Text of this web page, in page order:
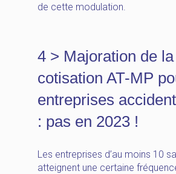
de cette modulation.
4 > Majoration de la
cotisation AT-MP
entreprises
: pas en 2023 !
Les entreprises d’au moins 10
atteignent une certaine